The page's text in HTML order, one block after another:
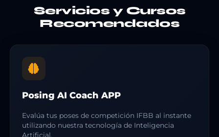
Servicios y Cursos
Recomendados
Posing AI Coach APP
Evalúa tus poses de competición IFBB al instante
utilizando nuestra tecnología de Inteligencia
Artificial.